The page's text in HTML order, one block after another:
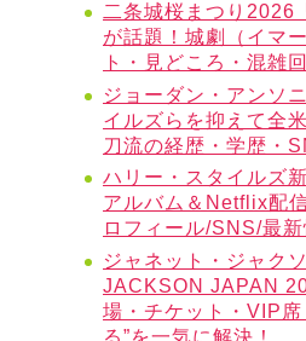
二条城桜まつり2026
が話題！城劇（イマ
ト・見どころ・混雑
ジョーダン・アンソ
イルズらを抑えて全
刀流の経歴・学歴・
ハリー・スタイルズ
アルバム＆Netflix配
ロフィール/SNS/最新
ジャネット・ジャク
JACKSON JAPAN
場・チケット・VIP席
る”を一気に解決！